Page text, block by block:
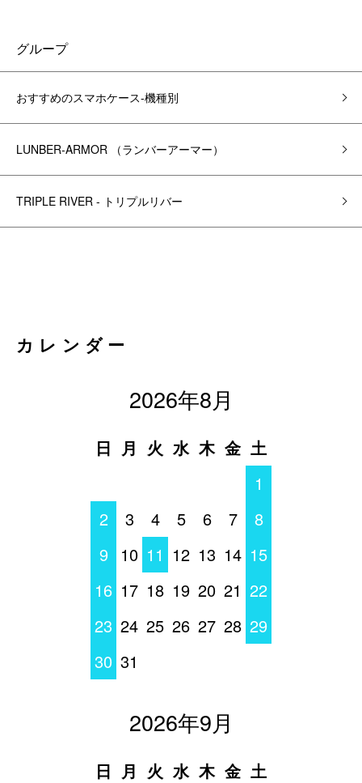
グループ
おすすめのスマホケース-機種別
LUNBER-ARMOR （ランバーアーマー）
TRIPLE RIVER - トリプルリバー
カレンダー
2026年8月
日 月 火 水 木 金 土
1
2
3 4 5 6 7
8
9
10 11 12 13 14 15
16 17 18 19 20 21 22
23 24 25 26 27 28 29
30 31
2026年9月
日 月 火 水 木 金 土